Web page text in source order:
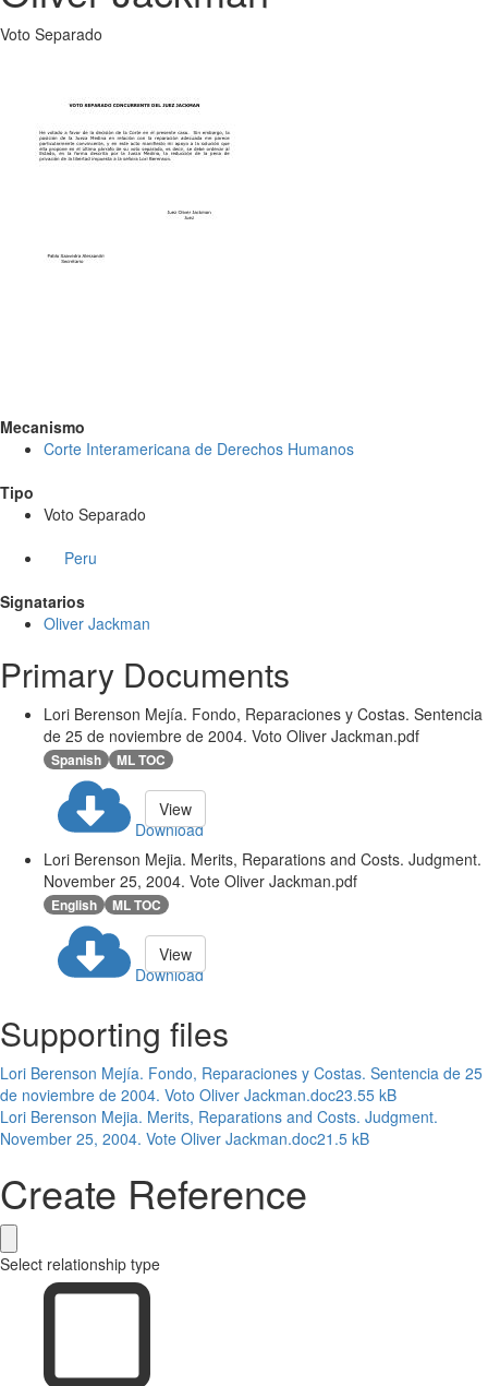
Voto Separado
Mecanismo
Corte Interamericana de Derechos Humanos
Tipo
Voto Separado
Peru
Signatarios
Oliver Jackman
Primary Documents
Lori Berenson Mejía. Fondo, Reparaciones y Costas. Sentencia
de 25 de noviembre de 2004. Voto Oliver Jackman.pdf
Spanish ML TOC
Download
View
Lori Berenson Mejia. Merits, Reparations and Costs. Judgment.
November 25, 2004. Vote Oliver Jackman.pdf
English ML TOC
Download
View
Supporting files
Lori Berenson Mejía. Fondo, Reparaciones y Costas. Sentencia de 25
de noviembre de 2004. Voto Oliver Jackman.doc23.55 kB
Lori Berenson Mejia. Merits, Reparations and Costs. Judgment.
November 25, 2004. Vote Oliver Jackman.doc21.5 kB
Create Reference
Select relationship type